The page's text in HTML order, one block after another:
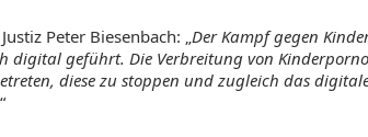
Peter Biesenbach: „ Der Kampf gegen
digital geführt. Die Verbreitung von
diese zu stoppen und zugleich das